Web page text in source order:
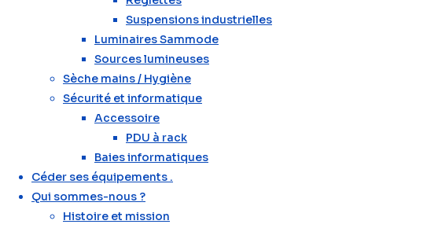
Suspensions industrielles
Luminaires Sammode
Sources lumineuses
Sèche mains / Hygiène
Sécurité et informatique
Accessoire
PDU à rack
Baies informatiques
Céder ses équipements .
Qui sommes-nous ?
Histoire et mission